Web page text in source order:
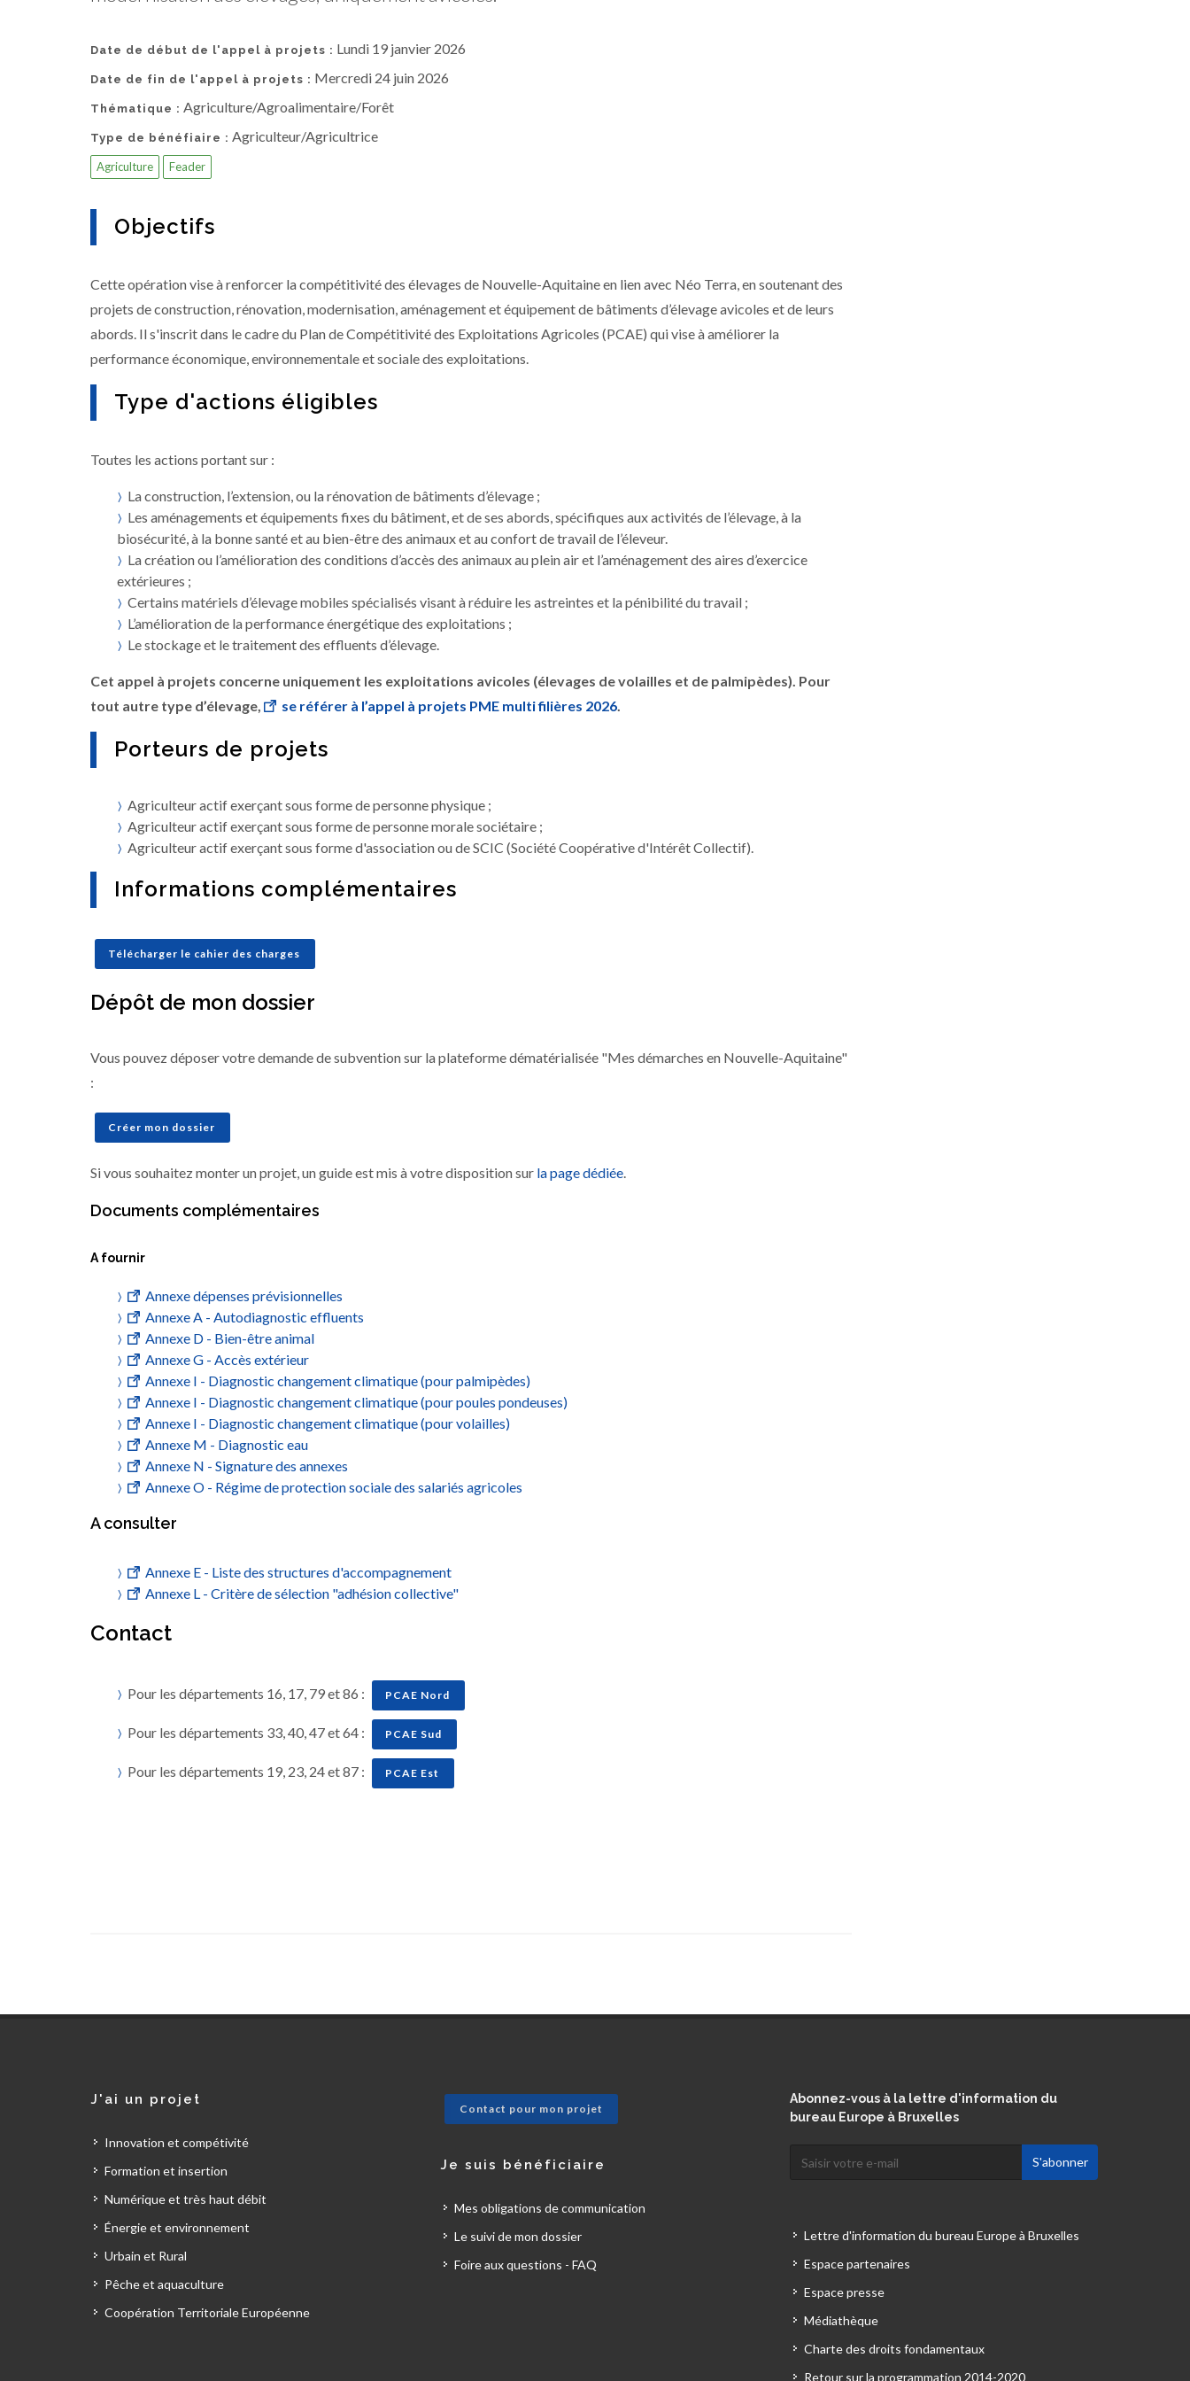
Date de début de l'appel à projets : Lundi 19 janvier 2026
Date de fin de l'appel à projets : Mercredi 24 juin 2026
Thématique : Agriculture/Agroalimentaire/Forêt
Type de bénéfiaire : Agriculteur/Agricultrice
Agriculture Feader
Objectifs
Cette opération vise à renforcer la compétitivité des élevages de Nouvelle-Aquitaine en lien avec Néo Terra, en soutenant des
projets de construction, rénovation, modernisation, aménagement et équipement de bâtiments d’élevage avicoles et de leurs
abords. Il s'inscrit dans le cadre du Plan de Compétitivité des Exploitations Agricoles (PCAE) qui vise à améliorer la
performance économique, environnementale et sociale des exploitations.
Type d'actions éligibles
Toutes les actions portant sur :
La construction, l’extension, ou la rénovation de bâtiments d’élevage ;
Les aménagements et équipements fixes du bâtiment, et de ses abords, spécifiques aux activités de l’élevage, à la
biosécurité, à la bonne santé et au bien-être des animaux et au confort de travail de l’éleveur.
La création ou l’amélioration des conditions d’accès des animaux au plein air et l’aménagement des aires d’exercice
extérieures ;
Certains matériels d’élevage mobiles spécialisés visant à réduire les astreintes et la pénibilité du travail ;
L’amélioration de la performance énergétique des exploitations ;
Le stockage et le traitement des effluents d’élevage.
Cet appel à projets concerne uniquement les exploitations avicoles (élevages de volailles et de palmipèdes). Pour
tout autre type d’élevage,
se référer à l’appel à projets PME multi filières 2026.
Porteurs de projets
Agriculteur actif exerçant sous forme de personne physique ;
Agriculteur actif exerçant sous forme de personne morale sociétaire ;
Agriculteur actif exerçant sous forme d'association ou de SCIC (Société Coopérative d'Intérêt Collectif).
Informations complémentaires
Télécharger le cahier des charges
Dépôt de mon dossier
Vous pouvez déposer votre demande de subvention sur la plateforme dématérialisée "Mes démarches en Nouvelle-Aquitaine"
:
Créer mon dossier
Si vous souhaitez monter un projet, un guide est mis à votre disposition sur la page dédiée.
Documents complémentaires
A fournir
Annexe dépenses prévisionnelles
Annexe A - Autodiagnostic effluents
Annexe D - Bien-être animal
Annexe G - Accès extérieur
Annexe I - Diagnostic changement climatique (pour palmipèdes)
Annexe I - Diagnostic changement climatique (pour poules pondeuses)
Annexe I - Diagnostic changement climatique (pour volailles)
Annexe M - Diagnostic eau
Annexe N - Signature des annexes
Annexe O - Régime de protection sociale des salariés agricoles
A consulter
Annexe E - Liste des structures d'accompagnement
Annexe L - Critère de sélection "adhésion collective"
Contact
Pour les départements 16, 17, 79 et 86 : PCAE Nord
Pour les départements 33, 40, 47 et 64 : PCAE Sud
Pour les départements 19, 23, 24 et 87 : PCAE Est
J'ai un projet
Innovation et compétivité
Formation et insertion
Numérique et très haut débit
Énergie et environnement
Urbain et Rural
Pêche et aquaculture
Coopération Territoriale Européenne
Contact pour mon projet
Je suis bénéficiaire
Mes obligations de communication
Le suivi de mon dossier
Foire aux questions - FAQ
Abonnez-vous à la lettre d'information du
bureau Europe à Bruxelles
Lettre d'information du bureau Europe à Bruxelles
Espace partenaires
Espace presse
Médiathèque
Charte des droits fondamentaux
Retour sur la programmation 2014-2020